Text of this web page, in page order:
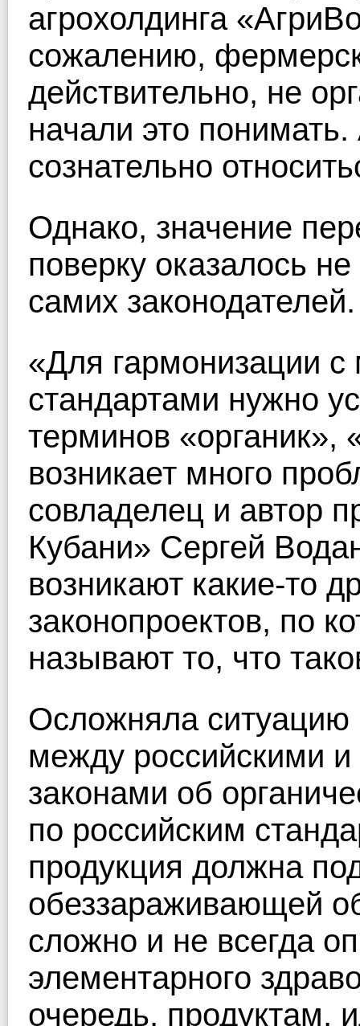
агрохолдинга
сожалению,
действительно, не
начали это
сознательно
Однако, значение
поверку оказалось
самих законодателей.
«Для гармонизации
стандартами нужно
терминов «органик»,
возникает много
совладелец и автор
Кубани» Сергей
возникают какие-то
законопроектов, по
называют то, что
Осложняла ситуацию
между российскими
законами об
по российским
продукция должна
обеззараживающей
сложно и не всегда
элементарного
очередь, продуктам,